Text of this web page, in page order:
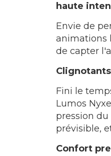
haute
Envie de
animations
de capter
Fini le
Lumos
pression du
prévisible,
Confort